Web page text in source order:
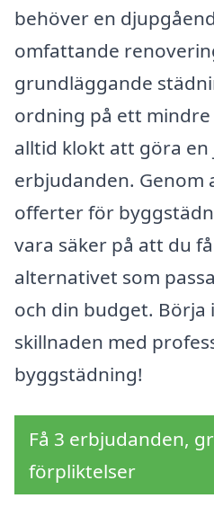
behöver en
omfattande
grundläggande
ordning på ett
alltid klokt att göra en
erbjudanden. Genom
offerter för
vara säker på att du
alternativet som
och din budget. Börja
skillnaden med
byggstädning!
Få 3 erbjudanden,
förpliktelser